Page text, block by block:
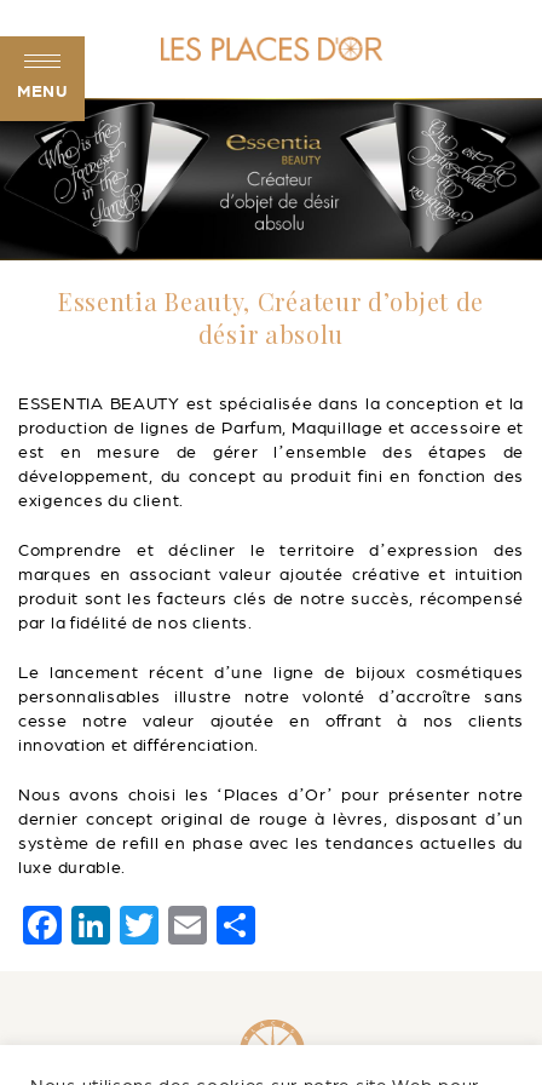
MENU
Essentia Beauty, Créateur d’objet de
désir absolu
ESSENTIA BEAUTY est spécialisée dans la conception et la
production de lignes de Parfum, Maquillage et accessoire et
est en mesure de gérer l’ensemble des étapes de
développement, du concept au produit fini en fonction des
exigences du client.
Comprendre et décliner le territoire d’expression des
marques en associant valeur ajoutée créative et intuition
produit sont les facteurs clés de notre succès, récompensé
par la fidélité de nos clients.
Le lancement récent d’une ligne de bijoux cosmétiques
personnalisables illustre notre volonté d’accroître sans
cesse notre valeur ajoutée en offrant à nos clients
innovation et différenciation.
Nous avons choisi les ‘Places d’Or’ pour présenter notre
dernier concept original de rouge à lèvres, disposant d’un
système de refill en phase avec les tendances actuelles du
luxe durable.
F
e
Li
e
T
er
E
l
g